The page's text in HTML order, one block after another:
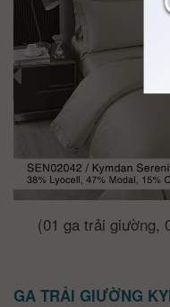
(01 ga trải giường,
GA TRẢI GIƯỜNG